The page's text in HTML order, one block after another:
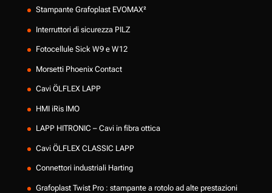
Stampante Grafoplast EVOMAX²
Interruttori di sicurezza PILZ
Fotocellule Sick W9 e W12
Morsetti Phoenix Contact
Cavi ÖLFLEX LAPP
HMI iRis IMO
LAPP HITRONIC – Cavi in fibra ottica
Cavi ÖLFLEX CLASSIC LAPP
Connettori industriali Harting
Grafoplast Twist Pro : stampante a rotolo ad alte prestazioni